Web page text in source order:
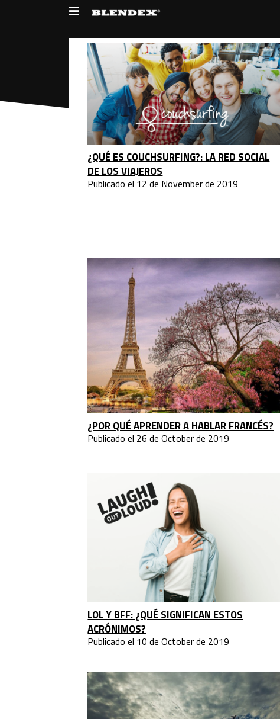
Blog
¿QUÉ ES COUCHSURFING?: LA RED SOCIAL
DE LOS VIAJEROS
Publicado el 12 de November de 2019
¿POR QUÉ APRENDER A HABLAR FRANCÉS?
Publicado el 26 de October de 2019
LOL Y BFF: ¿QUÉ SIGNIFICAN ESTOS
ACRÓNIMOS?
Publicado el 10 de October de 2019